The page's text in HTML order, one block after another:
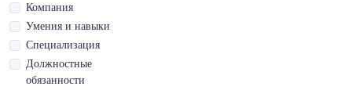
Компания
Умения и навыки
Специализация
Должностные
обязанности